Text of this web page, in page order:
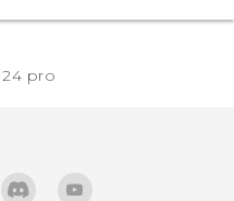
pro‎